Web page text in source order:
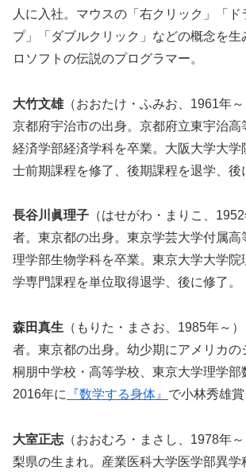
人に入社。マウスの「右クリック」「ド
プ」「ダブルクリック」などの概念を生
ロソフトの伝説のプログラマー。
大竹文雄（おおたけ・ふみお、1961年
京都府宇治市の出身。京都府立東宇治高
経済学部経済学科を卒業。大阪大学大学
士前期課程を修了、後期課程を退学、後
長谷川眞理子 （はせがわ・まりこ、
者。東京都の出身。東京学芸大学付属高
理学部生物学科を卒業。東京大学大学院
学専門課程を単位取得退学、後に修了。
森田真生 （もりた・まさお、1985年～
者。東京都の出身。幼少期にアメリカの
桐朋中学校・高等学校、東京大学理学部
2016年に
『数学する身体』 で小林秀雄賞
大室正志 （おおむろ・まさし、1978年
梨県の生まれ。産業医科大学医学部異学